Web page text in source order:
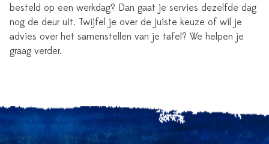
besteld op een werkdag? Dan gaat je servies dezelfde dag
nog de deur uit. Twijfel je over de juiste keuze of wil je
advies over het samenstellen van je tafel? We helpen je
graag verder.